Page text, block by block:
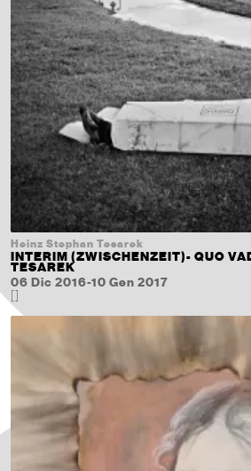
Heinz Stephan Tesarek
INTERIM (ZWISCHENZEIT)- QUO
TESAREK
06 Dic 2016-10 Gen 2017
[]